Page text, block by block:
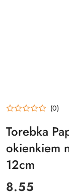
(0)
Torebka
okienkiem
12cm
cena:
8.55